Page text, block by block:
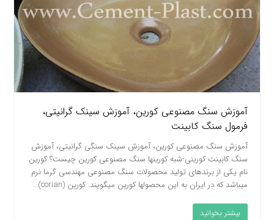
آموزش سنگ مصنوعی کورین، آموزش سینک گرانیتی،
فرمول سنگ کابینت
آموزش سنگ مصنوعی کورین، آموزش سینک سنگی گرانیتی، آموزش
سنگ کابینت کورینی-شبه کورینها سنگ مصنوعی کورین چیست؟ کورین
نام یکی از برندهای تولید محصولات سنگ مصنوعی مهندسی گرما نرم
میباشد که در ایران به این محصولها کورین میگویند. کورین (corian)…
بیشتر بخوانید